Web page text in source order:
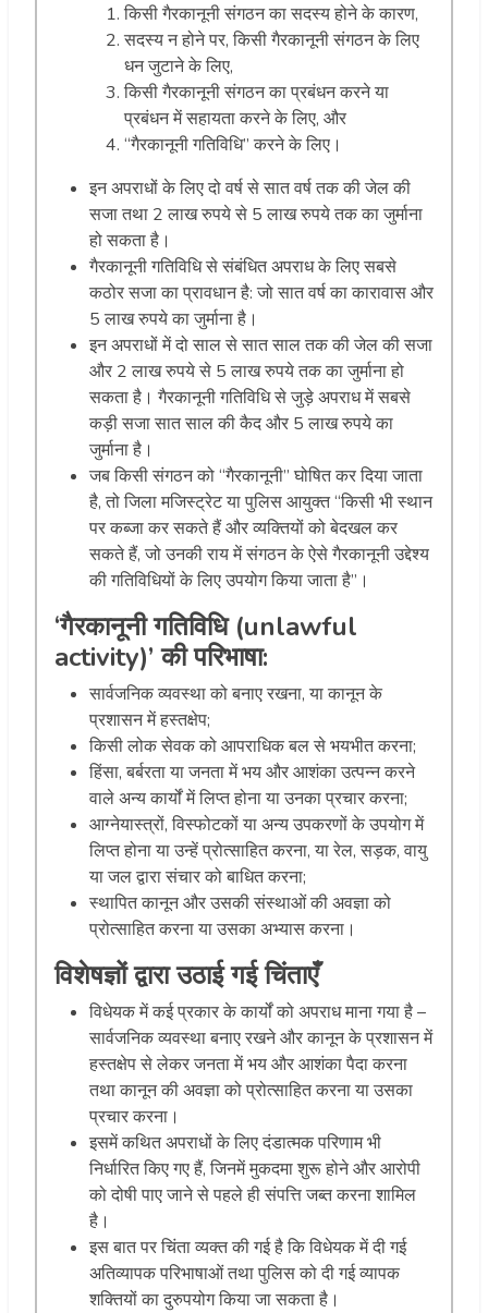
किसी गैरकानूनी संगठन का सदस्य होने के कारण,
सदस्य न होने पर, किसी गैरकानूनी संगठन के लिए
धन जुटाने के लिए,
किसी गैरकानूनी संगठन का प्रबंधन करने या
प्रबंधन में सहायता करने के लिए, और
“गैरकानूनी गतिविधि” करने के लिए।
इन अपराधों के लिए दो वर्ष से सात वर्ष तक की जेल की
सजा तथा 2 लाख रुपये से 5 लाख रुपये तक का जुर्माना
हो सकता है।
गैरकानूनी गतिविधि से संबंधित अपराध के लिए सबसे
कठोर सजा का प्रावधान है: जो सात वर्ष का कारावास और
5 लाख रुपये का जुर्माना है।
इन अपराधों में दो साल से सात साल तक की जेल की सजा
और 2 लाख रुपये से 5 लाख रुपये तक का जुर्माना हो
सकता है। गैरकानूनी गतिविधि से जुड़े अपराध में सबसे
कड़ी सजा सात साल की कैद और 5 लाख रुपये का
जुर्माना है।
जब किसी संगठन को “गैरकानूनी” घोषित कर दिया जाता
है, तो जिला मजिस्ट्रेट या पुलिस आयुक्त “किसी भी स्थान
पर कब्जा कर सकते हैं और व्यक्तियों को बेदखल कर
सकते हैं, जो उनकी राय में संगठन के ऐसे गैरकानूनी उद्देश्य
की गतिविधियों के लिए उपयोग किया जाता है”।
‘गैरकानूनी गतिविधि (unlawful
activity)’ की परिभाषा:
सार्वजनिक व्यवस्था को बनाए रखना, या कानून के
प्रशासन में हस्तक्षेप;
किसी लोक सेवक को आपराधिक बल से भयभीत करना;
हिंसा, बर्बरता या जनता में भय और आशंका उत्पन्न करने
वाले अन्य कार्यों में लिप्त होना या उनका प्रचार करना;
आग्नेयास्त्रों, विस्फोटकों या अन्य उपकरणों के उपयोग में
लिप्त होना या उन्हें प्रोत्साहित करना, या रेल, सड़क, वायु
या जल द्वारा संचार को बाधित करना;
स्थापित कानून और उसकी संस्थाओं की अवज्ञा को
प्रोत्साहित करना या उसका अभ्यास करना।
विशेषज्ञों द्वारा उठाई गई चिंताएँ
विधेयक में कई प्रकार के कार्यों को अपराध माना गया है –
सार्वजनिक व्यवस्था बनाए रखने और कानून के प्रशासन में
हस्तक्षेप से लेकर जनता में भय और आशंका पैदा करना
तथा कानून की अवज्ञा को प्रोत्साहित करना या उसका
प्रचार करना।
इसमें कथित अपराधों के लिए दंडात्मक परिणाम भी
निर्धारित किए गए हैं, जिनमें मुकदमा शुरू होने और आरोपी
को दोषी पाए जाने से पहले ही संपत्ति जब्त करना शामिल
है।
इस बात पर चिंता व्यक्त की गई है कि विधेयक में दी गई
अतिव्यापक परिभाषाओं तथा पुलिस को दी गई व्यापक
शक्तियों का दुरुपयोग किया जा सकता है।